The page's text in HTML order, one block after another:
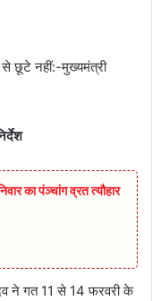
से छूटे नहीं:-मुख्यमंत्री
का पंञ्चांग व्रत त्यौहार
ने गत 11 से 14 फरवरी के